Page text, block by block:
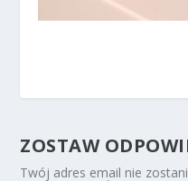
ZOSTAW
Twój adres email nie